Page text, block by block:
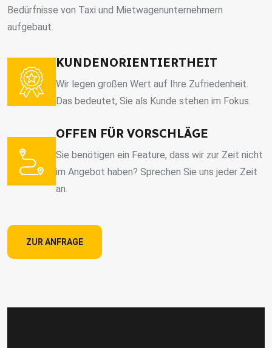
Bedürfnisse von Taxi und Mietwagenunternehmern
aufgebaut.
KUNDENORIENTIERTHEIT
Wir legen großen Wert auf Ihre Zufriedenheit.
Das bedeutet, Sie als Kunde stehen im Fokus.
OFFEN FÜR VORSCHLÄGE
Sie benötigen ein Feature, dass wir zur Zeit nicht
im Angebot haben? Sprechen Sie uns jeder Zeit
an.
ZUR ANFRAGE